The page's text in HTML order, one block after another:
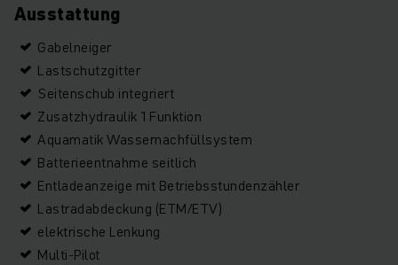
Ausstattung
Gabelneiger
Lastschutzgitter
Seitenschub integriert
Zusatzhydraulik 1 Funktion
Aquamatik Wassernachfüllsystem
Batterieentnahme seitlich
Entladeanzeige mit Betriebsstundenzähler
Lastradabdeckung (ETM/ETV)
elektrische Lenkung
Multi-Pilot